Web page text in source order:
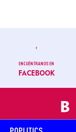
ENCUÉNTRANOS EN
FACEBOOK